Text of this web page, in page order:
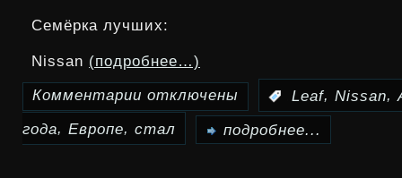
Froyo
Семёрка лучших:
Nissan (подробнее…)
Комментарии
записи
отключены Leaf, Nissan,
года, Европе, стал подробнее...